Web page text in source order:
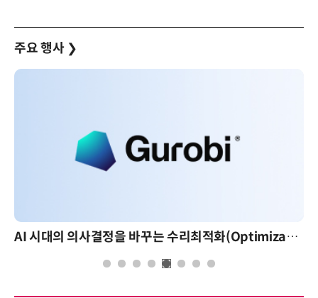
주요 행사 ❯
AI 핀옵스 실전 세미나: 폭증하는 AI 토큰 비용 관리 전략